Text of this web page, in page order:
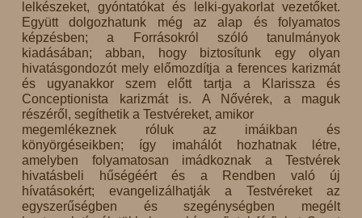
lelkészeket, gyóntatókat és lelki-gyakorlat vezetőket.
Együtt dolgozhatunk még az alap és folyamatos
képzésben; a Forrásokról szóló tanulmányok
kiadásában; abban, hogy biztosítunk egy olyan
hivatásgondozót mely előmozdítja a ferences karizmát
és ugyanakkor szem előtt tartja a Klarissza és
Conceptionista karizmát is. A Nővérek, a maguk
részéről, segíthetik a Testvéreket, amikor
megemlékeznek róluk az imáikban és
könyörgéseikben; így imahálót hozhatnak létre,
amelyben folyamatosan imádkoznak a Testvérek
hivatásbeli hűségéért és a Rendben való új
hívatásokért; evangelizálhatják a Testvéreket az
egyszerűségben és szegénységben megélt